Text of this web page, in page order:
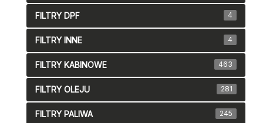
FILTRY DPF 4
FILTRY INNE 4
FILTRY KABINOWE 463
FILTRY OLEJU 281
FILTRY PALIWA 245